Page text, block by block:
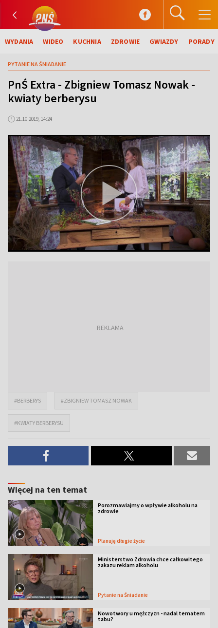
WYDANIA WIDEO KUCHNIA ZDROWIE GWIAZDY PORADY
PYTANIE NA ŚNIADANIE
PnŚ Extra - Zbigniew Tomasz Nowak -
kwiaty berberysu
21.10.2019, 14:24
#BERBERYS #ZBIGNIEW TOMASZ NOWAK
#KWIATY BERBERYSU
Więcej na ten temat
Porozmawiajmy o wpływie alkoholu na
zdrowie
Planuję długie życie
Ministerstwo Zdrowia chce całkowitego
zakazu reklam alkoholu
Pytanie na Śniadanie
Nowotwory u mężczyzn - nadal tematem
tabu?